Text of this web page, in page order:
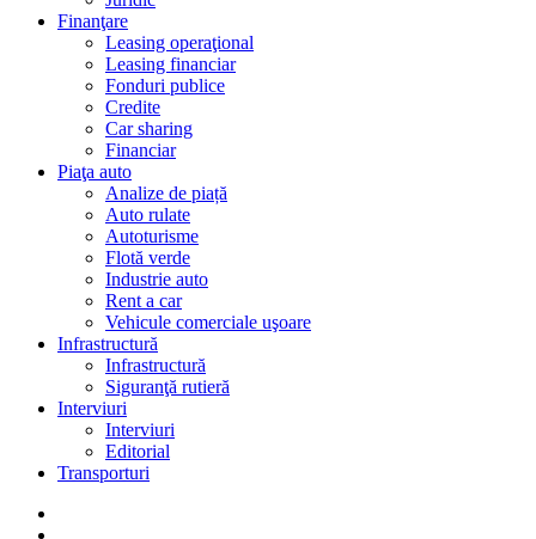
Finanţare
Leasing operaţional
Leasing financiar
Fonduri publice
Credite
Car sharing
Financiar
Piaţa auto
Analize de piață
Auto rulate
Autoturisme
Flotă verde
Industrie auto
Rent a car
Vehicule comerciale uşoare
Infrastructură
Infrastructură
Siguranţă rutieră
Interviuri
Interviuri
Editorial
Transporturi